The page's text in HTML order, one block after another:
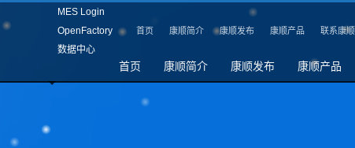
MES Login
OpenFactory
数据中心
首页 康顺简介 康顺发布 康顺产品 联系康顺
首页 康顺简介 康顺发布 康顺产品